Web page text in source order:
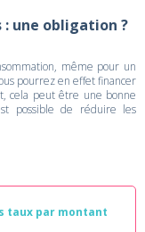
: une obligation ?
même pour un
pourrez en effet financer
cela peut être une bonne
possible de réduire les
taux par montant